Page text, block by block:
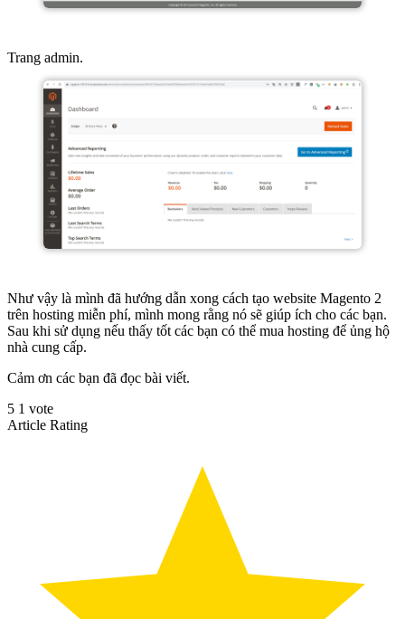
Trang admin.
Như vậy là mình đã hướng dẫn xong cách tạo website Magento 2
trên hosting miễn phí, mình mong rằng nó sẽ giúp ích cho các bạn.
Sau khi sử dụng nếu thấy tốt các bạn có thể mua hosting để ủng hộ
nhà cung cấp.
Cảm ơn các bạn đã đọc bài viết.
5 1 vote
Article Rating